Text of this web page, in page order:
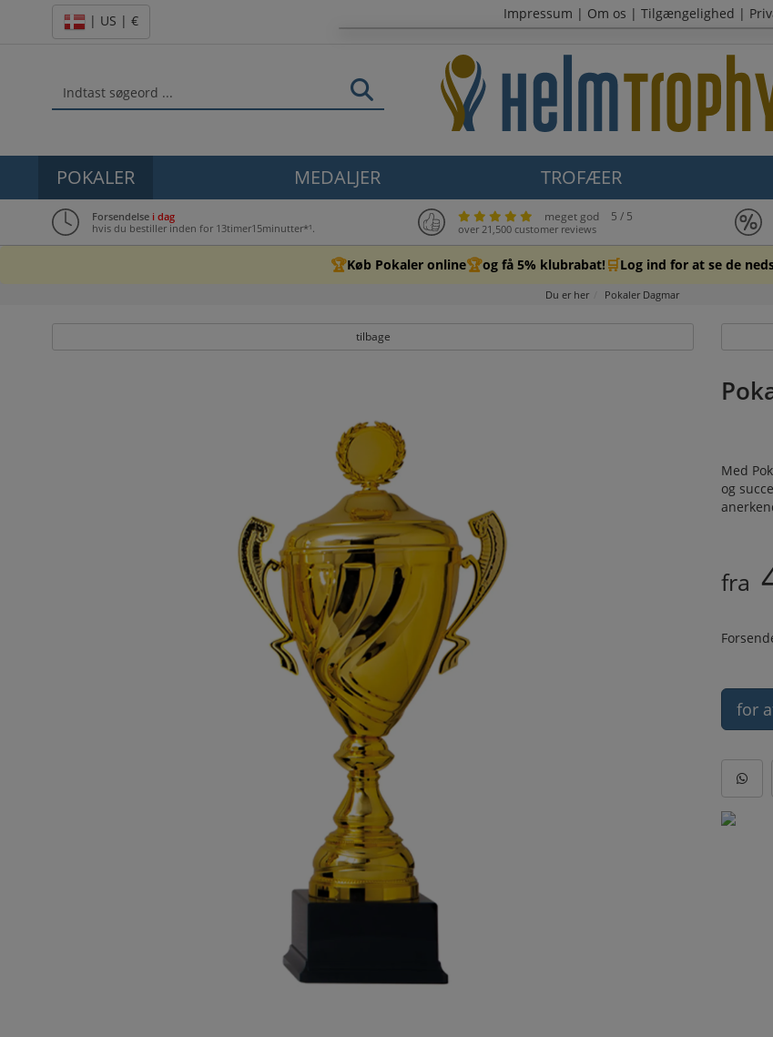
| US | € Impressum | Om os | Tilgængelighed |
POKALER MEDALJER TROFÆER
Forsendelse i dag
hvis du bestiller inden for 13timer15minutter*¹.
meget god 5 / 5
over 21,500 customer reviews
🏆Køb Pokaler online🏆og få 5% klubrabat! 🛒Log ind for at se de
Du er her Pokaler Dagmar
tilbage
Med
og
fra
for